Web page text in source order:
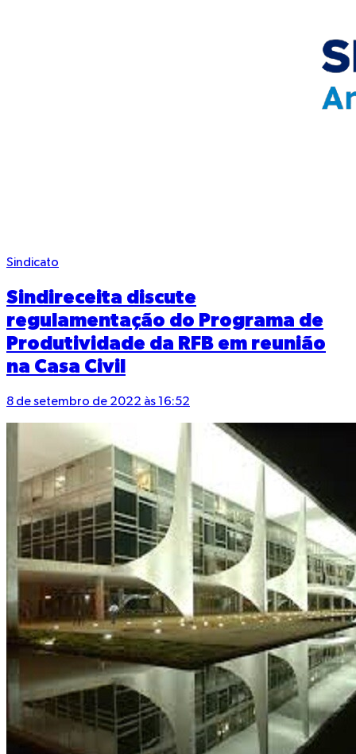
Sindicato
Sindireceita discute
regulamentação do Programa de
Produtividade da RFB em reunião
na Casa Civil
8 de setembro de 2022 às 16:52